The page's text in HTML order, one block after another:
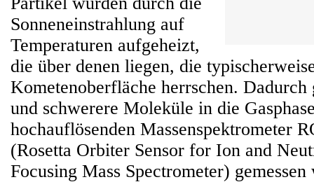
Sonneneinstrahlung auf
Temperaturen aufgeheizt,
die über denen liegen, die
Kometenoberfläche herrschen. Dadurch
und schwerere Moleküle in die
hochauflösenden Massenspektrometer
(Rosetta Orbiter Sensor for Ion and
Focusing Mass Spectrometer) gemessen